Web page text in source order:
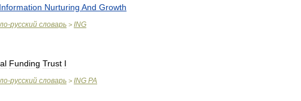
Information Nurturing And Growth
-русский словарь > ING
Funding Trust I
-русский словарь > ING PA